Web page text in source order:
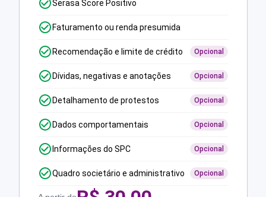
Serasa Score Positivo
Faturamento ou renda presumida
Recomendação e limite de crédito Opcional
Dívidas, negativas e anotações Opcional
Detalhamento de protestos Opcional
Dados comportamentais Opcional
Informações do SPC Opcional
Quadro societário e administrativo Opcional